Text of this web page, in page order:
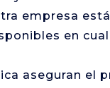
empresa
en
aseguran el